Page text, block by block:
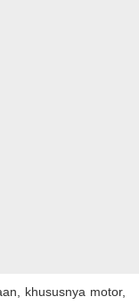
khususnya motor,